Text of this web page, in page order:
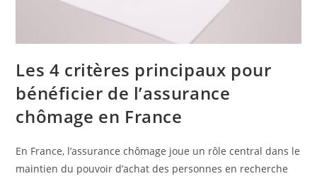
Les 4 critères principaux pour
bénéficier de l’assurance
chômage en France
En France, l’assurance chômage joue un rôle central dans le
maintien du pouvoir d’achat des personnes en recherche